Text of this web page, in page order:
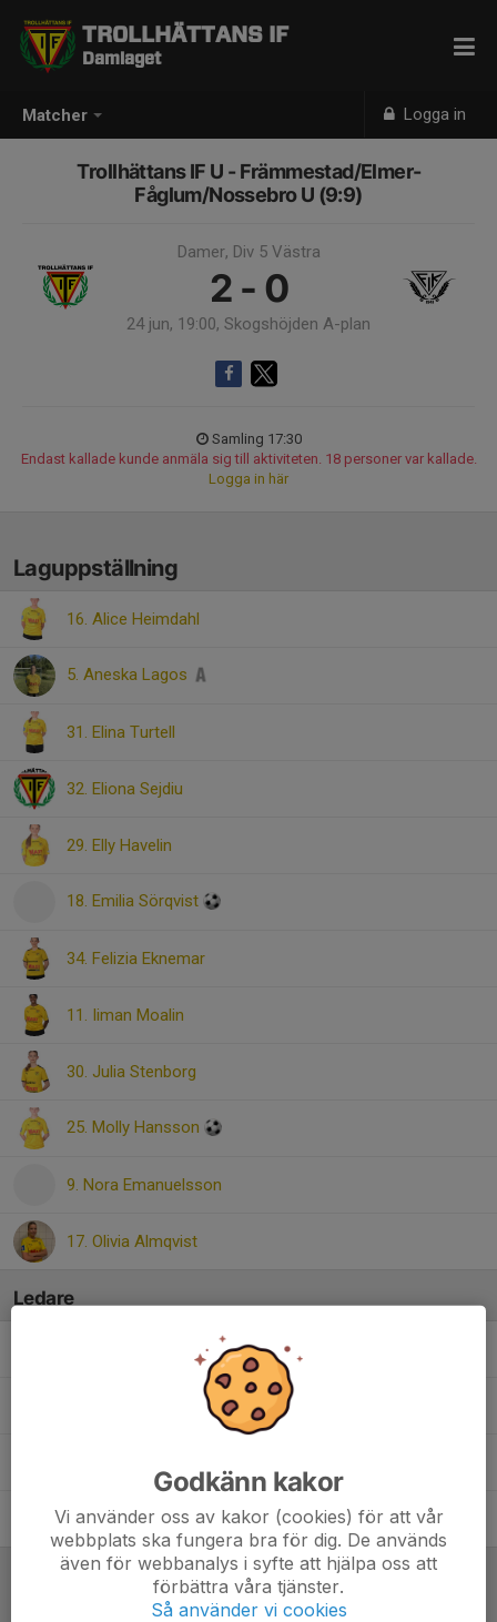
Matcher Logga in
TROLLHÄTTANS IF
Damlaget
Trollhättans IF U - Främmestad/Elmer-
Fåglum/Nossebro U (9:9)
Damer, Div 5 Västra
2 - 0
24 jun, 19:00, Skogshöjden A-plan
Samling 17:30
Endast kallade kunde anmäla sig till aktiviteten. 18 personer var kallade.
Logga in här
Laguppställning
16. Alice Heimdahl
5. Aneska Lagos
31. Elina Turtell
32. Eliona Sejdiu
29. Elly Havelin
18. Emilia Sörqvist
34. Felizia Eknemar
11. Iiman Moalin
30. Julia Stenborg
25. Molly Hansson
9. Nora Emanuelsson
17. Olivia Almqvist
Ledare
Tränare
Tränare
Morgan HavelinTränare
Godkänn kakor
Vi använder oss av kakor (cookies) för att vår
webbplats ska fungera bra för dig. De används
även för webbanalys i syfte att hjälpa oss att
förbättra våra tjänster.
Så använder vi cookies